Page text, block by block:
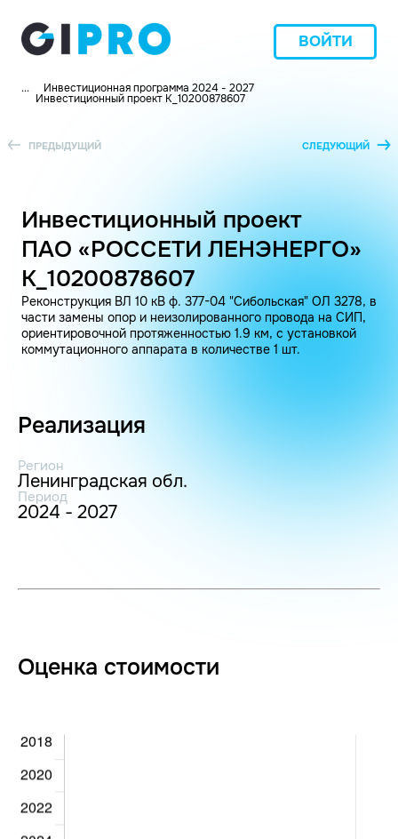
ВОЙТИ
... Инвестиционная программа 2024 - 2027
Инвестиционный проект K_10200878607
ПРЕДЫДУЩИЙ СЛЕДУЮЩИЙ
Инвестиционный проект
ПАО «РОССЕТИ ЛЕНЭНЕРГО»
K_10200878607
Реконструкция ВЛ 10 кВ ф. 377-04 "Сибольская" ОЛ 3278, в
части замены опор и неизолированного провода на СИП,
ориентировочной протяженностью 1.9 км, с установкой
коммутационного аппарата в количестве 1 шт.
Реализация
Регион
Ленинградская обл.
Период
2024 - 2027
Оценка стоимости